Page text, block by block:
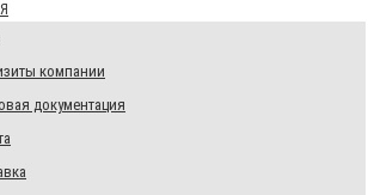
компании
документация